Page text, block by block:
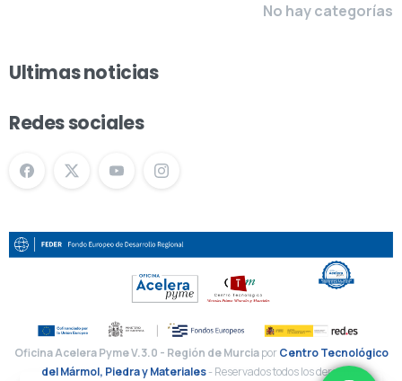
No hay categorías
Ultimas noticias
Redes sociales
Oficina Acelera Pyme V.3.0 - Región de MurciaporCentro Tecnológico
del Mármol, Piedra y Materiales- Reservados todos los derechos